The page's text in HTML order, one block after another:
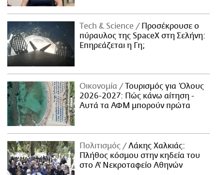
Τech & Science
Προσέκρουσε ο
πύραυλος της SpaceX στη Σελήνη:
Επηρεάζεται η Γη;
Οικονομία
Τουρισμός για Όλους
2026-2027: Πώς κάνω αίτηση -
Αυτά τα ΑΦΜ μπορούν πρώτα
Πολιτισμός
Λάκης Χαλκιάς:
Πλήθος κόσμου στην κηδεία του
στο Α' Νεκροταφείο Αθηνών